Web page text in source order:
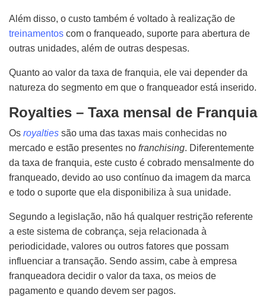
Além disso, o custo também é voltado à realização de
treinamentos com o franqueado, suporte para abertura de
outras unidades, além de outras despesas.
Quanto ao valor da taxa de franquia, ele vai depender da
natureza do segmento em que o franqueador está inserido.
Royalties – Taxa mensal de Franquia
Os royalties são uma das taxas mais conhecidas no
mercado e estão presentes no franchising. Diferentemente
da taxa de franquia, este custo é cobrado mensalmente do
franqueado, devido ao uso contínuo da imagem da marca
e todo o suporte que ela disponibiliza à sua unidade.
Segundo a legislação, não há qualquer restrição referente
a este sistema de cobrança, seja relacionada à
periodicidade, valores ou outros fatores que possam
influenciar a transação. Sendo assim, cabe à empresa
franqueadora decidir o valor da taxa, os meios de
pagamento e quando devem ser pagos.